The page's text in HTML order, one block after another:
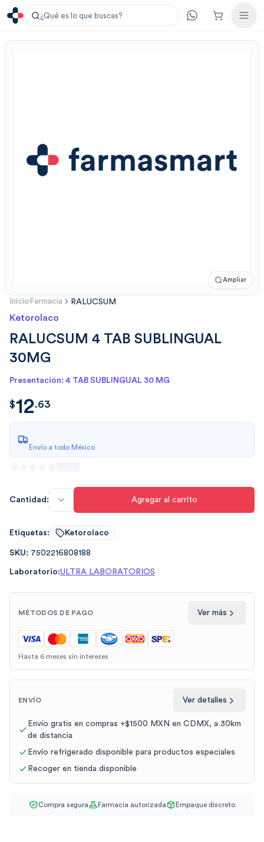
¿Qué es lo que buscas?
Ampliar
Inicio Farmacia RALUCSUM
Ketorolaco
RALUCSUM 4 TAB SUBLINGUAL
30MG
Presentación: 4 TAB SUBLINGUAL 30 MG
$12.63
$12.63
Envío a todo México
Cantidad: Agregar al carrito
Etiquetas: Ketorolaco
SKU: 7502216808188
Laboratorio:ULTRA LABORATORIOS
MÉTODOS DE PAGO Ver más
Hasta 6 meses sin intereses
ENVÍO Ver detalles
Envío gratis en compras +$1500 MXN en CDMX, a 30km
de distancia
Envío refrigerado disponible para productos especiales
Recoger en tienda disponible
Compra segura Farmacia autorizada Empaque discreto